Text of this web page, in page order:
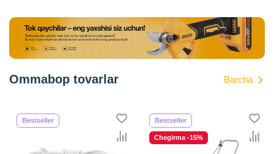
Ommabop tovarlar Barcha
Bestseller Bestseller
Chegirma -15%